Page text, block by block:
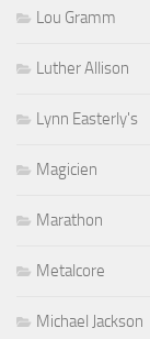
Lou Gramm
Luther Allison
Lynn Easterly's
Magicien
Marathon
Metalcore
Michael Jackson